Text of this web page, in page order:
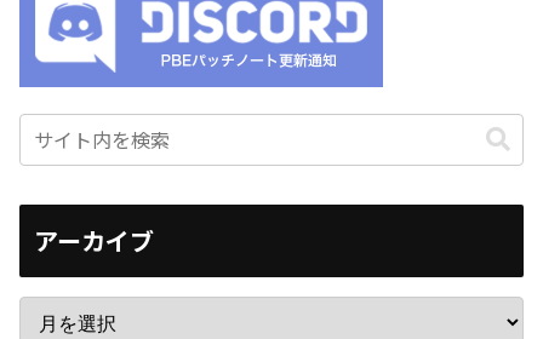
アーカイブ